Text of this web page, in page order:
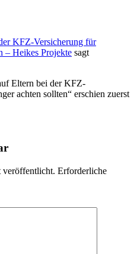
KFZ-Versicherung für
– Heikes Projekte sagt
Eltern bei der KFZ-
achten sollten“ erschien zuerst
Erforderliche